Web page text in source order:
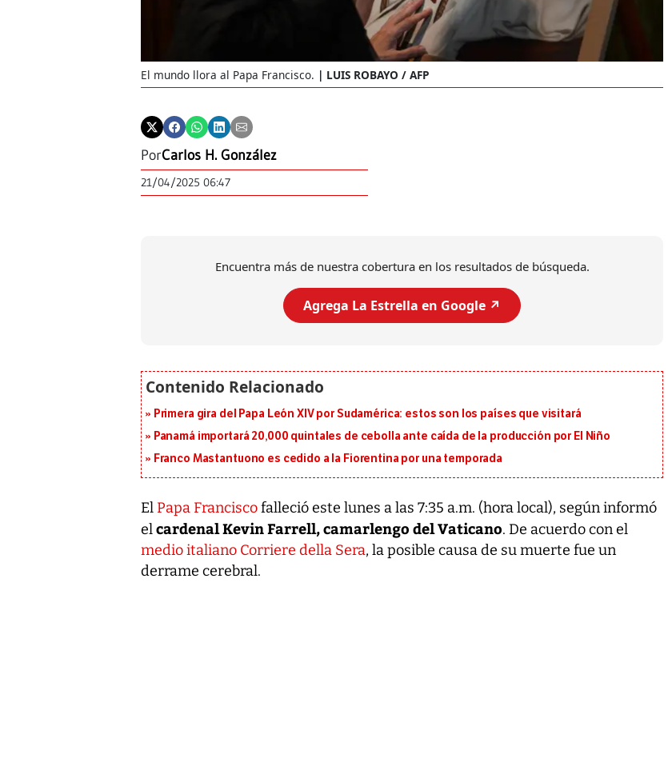
El mundo llora al Papa Francisco. LUIS ROBAYO / AFP
PorCarlos H. González
21/04/2025 06:47
Encuentra más de nuestra cobertura en los resultados de búsqueda.
Agrega La Estrella en Google ↗️
Primera gira del Papa León XIV por Sudamérica: estos son los países que visitará
Panamá importará 20,000 quintales de cebolla ante caída de la producción por El Niño
Franco Mastantuono es cedido a la Fiorentina por una temporada
ElPapa Franciscofalleció este lunes a las 7:35 a.m. (hora local), según informó
elcardenal Kevin Farrell, camarlengo del Vaticano. De acuerdo con el
medio italiano Corriere della Sera, la posible causa de su muerte fue un
derrame cerebral.